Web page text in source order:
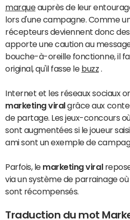
marqueauprès de leur
lors d'une campagne. Comme
récepteurs deviennent donc
apporte une caution au
bouche-à-oreille fonctionne, il
original, qu'il fasse le buzz
Internet et les réseaux sociaux
marketing viral grâce aux
de partage. Les jeux-concours
sont augmentées si le joueur
ami sont un exemple de
Parfois, le marketing viral
via un système de parrainage
sont récompensés.
Traduction du mot